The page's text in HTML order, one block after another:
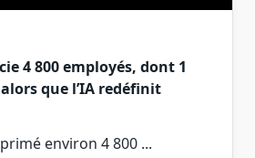
4 800 employés, dont 1
que l’IA redéfinit
environ 4 800 ...